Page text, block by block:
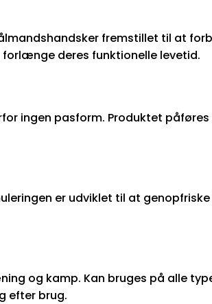
fremstillet til at
deres funktionelle levetid.
ingen pasform. Produktet
er udviklet til at
og kamp. Kan bruges på alle
efter brug.